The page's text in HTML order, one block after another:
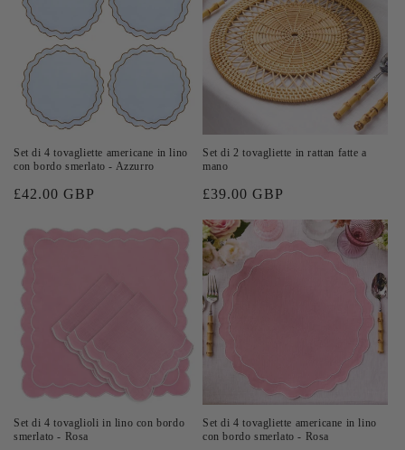
Set di 4 tovagliette americane in lino
con bordo smerlato - Azzurro
Prezzo
listino
£42.00 GBP
Set di 2 tovagliette in rattan fatte a
mano
Prezzo
listino
£39.00 GBP
Set di 4 tovaglioli in lino con bordo
smerlato - Rosa
Set di 4 tovagliette americane in lino
con bordo smerlato - Rosa